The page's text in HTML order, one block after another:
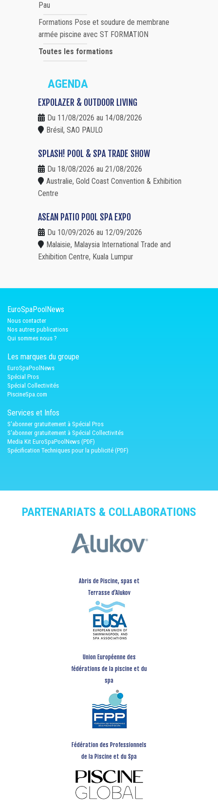
Pau
Formations Pose et soudure de membrane
armée piscine avec ST FORMATION
Toutes les formations
AGENDA
EXPOLAZER & OUTDOOR LIVING
Du 11/08/2026 au 14/08/2026
Brésil, SAO PAULO
SPLASH! POOL & SPA TRADE SHOW
Du 18/08/2026 au 21/08/2026
Australie, Gold Coast Convention & Exhibition
Centre
ASEAN PATIO POOL SPA EXPO
Du 10/09/2026 au 12/09/2026
Malaisie, Malaysia International Trade and
Exhibition Centre, Kuala Lumpur
EuroSpaPoolNews
Nous contacter
Nos autres publications
Qui sommes nous ?
Les marques du groupe
EuroSpaPoolNews
Spécial Pros
Spécial Collectivités
PiscineSpa.com
Services et Infos
S'abonner gratuitement à Spécial Pros
S'abonner gratuitement à Spécial Collectivités
Media Kit EuroSpaPoolNews (PDF)
Spécification Techniques pour la publicité (PDF)
PARTENARIATS & COLLABORATIONS
Abris de Piscine, spas et
Terrasse d’Alukov
Union Européenne des
fédérations de la piscine et du
spa
Fédération des Professionnels
de la Piscine et du Spa